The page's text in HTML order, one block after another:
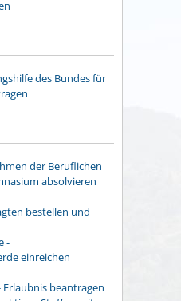
des Bundes für
der Beruflichen
absolvieren
bestellen und
-
einreichen
beantragen